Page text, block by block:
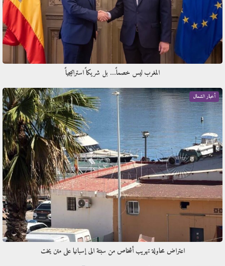
المغرب ليس خصماً… بل شريكاً استراتيجياً
أخبار الشمال
اعتراض محاولة تهريب أشخاص من سبتة الى إسبانيا على متن يخت